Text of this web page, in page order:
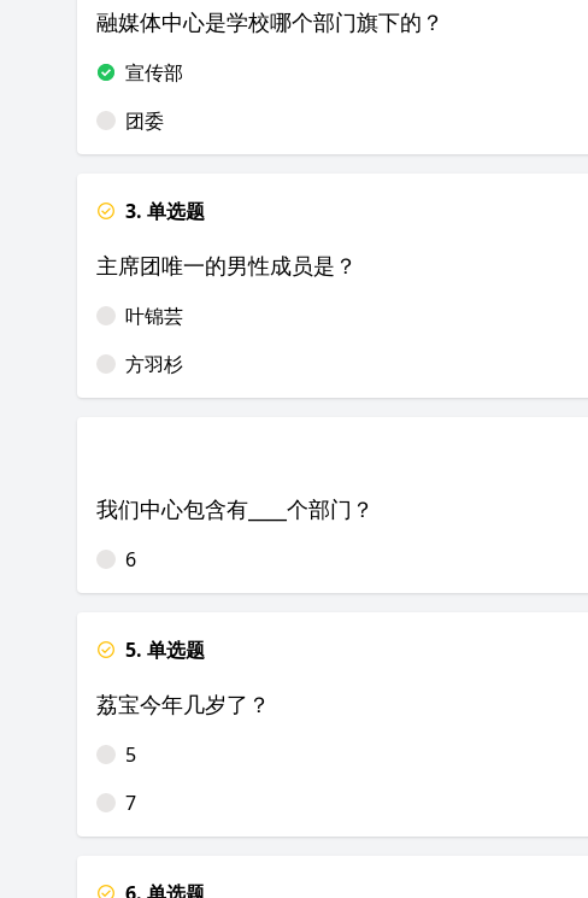
融媒体中心是学校哪个部门旗下的？
宣传部
团委
3. 单选题
主席团唯一的男性成员是？
叶锦芸
方羽杉
我们中心包含有____个部门？
6
5. 单选题
荔宝今年几岁了？
5
7